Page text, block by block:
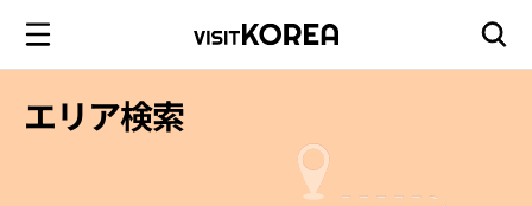
エリア検索